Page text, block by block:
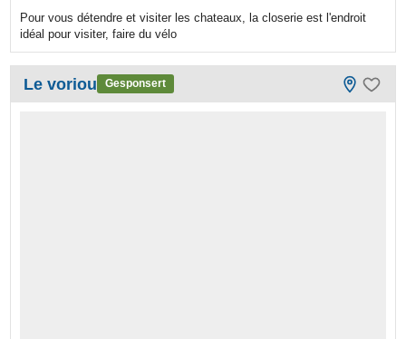
Pour vous détendre et visiter les chateaux, la closerie est l'endroit
idéal pour visiter, faire du vélo
Le voriou Gesponsert